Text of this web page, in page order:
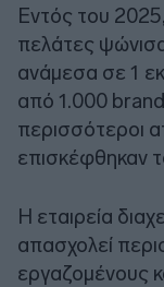
Εντός του
πελάτες
ανάμεσα σε 1
από 1.000
περισσότεροι
επισκέφθηκαν
Η εταιρεία
απασχολεί
εργαζομένους